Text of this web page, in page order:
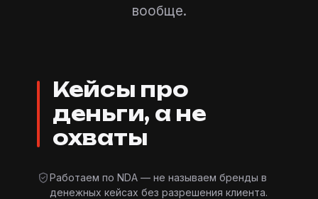
вообще.
Кейсы про
деньги, а не
охваты
Работаем по NDA — не называем бренды в
денежных кейсах без разрешения клиента.